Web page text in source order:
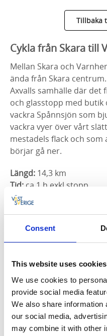
Consent
This website uses cookies
We use cookies to
provide social media
We also share information
our social media,
may combine it with other
Tillbaka
Cykla från Skara till
Mellan Skara och
ända från Skara
Axvalls samhälle där det
och glasstopp med butik
vackra Spånnsjön som
vackra vyer över vårt
mestadels flack och
börjar gå ner.
Längd: 14,3 km
Tid:ca 1 h exkl stopp
Underlag:
Skara
någon av bänkarna vid
Cykla Skövde till
Mellan Skövde och
banvallen och passerar